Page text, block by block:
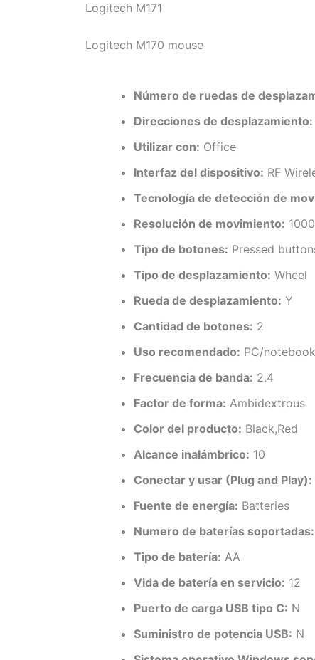
Logitech M171
Logitech M170 mouse
Número de ruedas de
Direcciones de desplazamiento:
Utilizar con: Office
Interfaz del dispositivo: RF
Tecnología de detección de
Resolución de movimiento: 1000
Tipo de botones: Pressed
Tipo de desplazamiento: Wheel
Rueda de desplazamiento: Y
Cantidad de botones: 2
Uso recomendado: PC/notebook
Frecuencia de banda: 2.4
Factor de forma: Ambidextrous
Color del producto: Black,Red
Alcance inalámbrico: 10
Conectar y usar (Plug and Play):
Fuente de energía: Batteries
Numero de baterías soportadas:
Tipo de batería: AA
Vida de batería en servicio: 12
Puerto de carga USB tipo C: N
Suministro de potencia USB: N